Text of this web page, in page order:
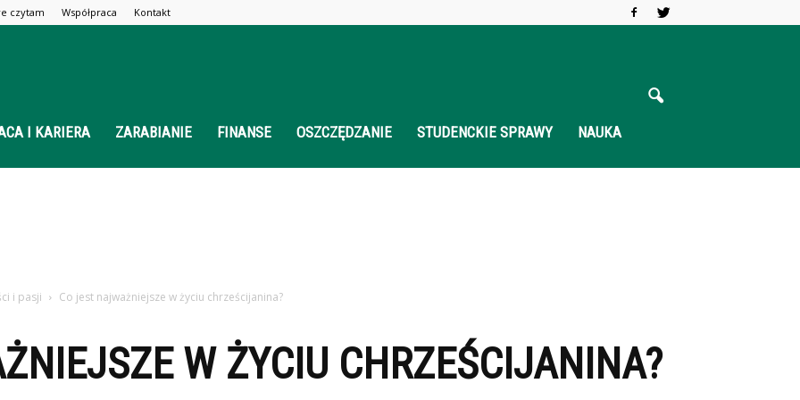
czytam Współpraca Kontakt
I KARIERA ZARABIANIE FINANSE OSZCZĘDZANIE STUDENCKIE SPRAWY NAUKA
i pasji Co jest najważniejsze w życiu chrześcijanina?
W ŻYCIU CHRZEŚCIJANINA?